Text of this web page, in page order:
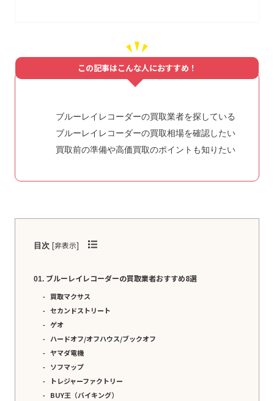
この記事はこんな人におすすめ！
ブルーレイレコーダーの買取業者を探している
ブルーレイレコーダーの買取相場を確認したい
買取前の準備や高価買取のポイントも知りたい
目次 [非表示]
ブルーレイレコーダーの買取業者おすすめ8選
買取マクサス
セカンドストリート
ゲオ
ハードオフ/オフハウス/ブックオフ
ヤマダ電機
ソフマップ
トレジャーファクトリー
BUY王（バイキング）